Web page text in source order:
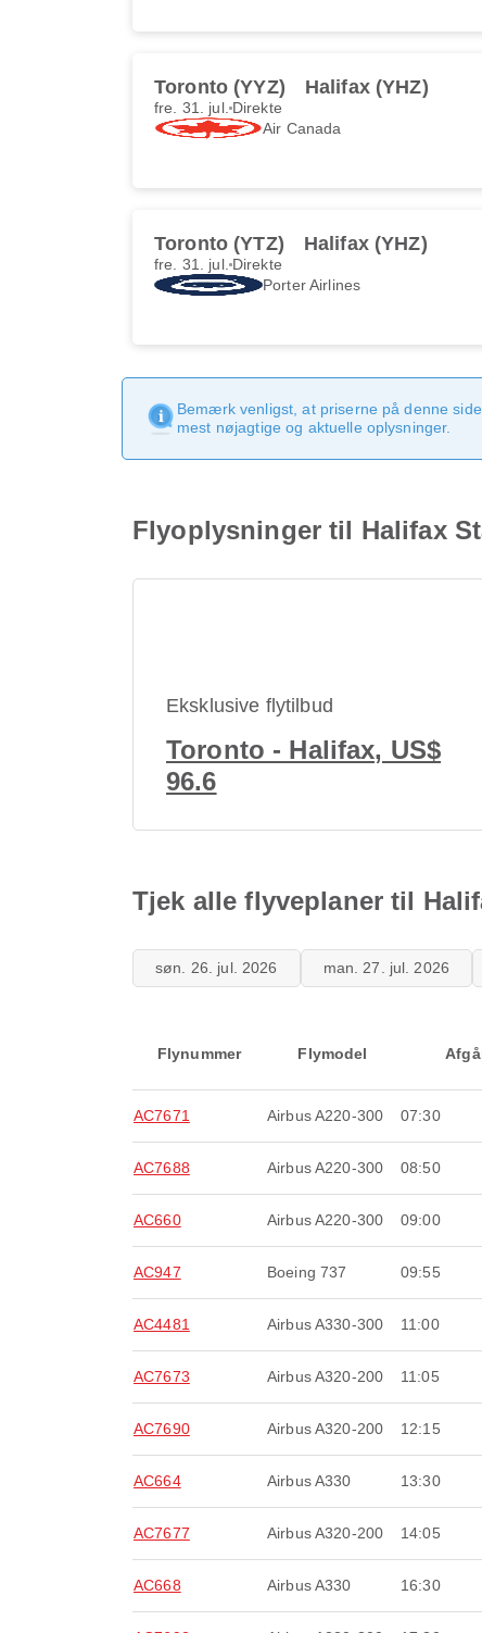
Toronto (YYZ) Halifax (YHZ)
fre. 31. jul. Direkte
Air Canada
Toronto (YTZ) Halifax (YHZ)
fre. 31. jul. Direkte
Porter Airlines
Bemærk venligst, at priserne på denne
mest nøjagtige og aktuelle oplysninger.
Flyoplysninger til Halifax
Eksklusive flytilbud
Toronto - Halifax, US$
96.6
Tjek alle flyveplaner til
søn. 26. jul. 2026 man. 27. jul. 2026
Flynummer Flymodel
AC7671 Airbus A220-300 07:30
AC7688 Airbus A220-300 08:50
AC660 Airbus A220-300 09:00
AC947 Boeing 737 09:55
AC4481 Airbus A330-300 11:00
AC7673 Airbus A320-200 11:05
AC7690 Airbus A320-200 12:15
AC664 Airbus A330 13:30
AC7677 Airbus A320-200 14:05
AC668 Airbus A330 16:30